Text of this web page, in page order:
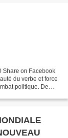
Share on Facebook
du verbe et force
politique. De